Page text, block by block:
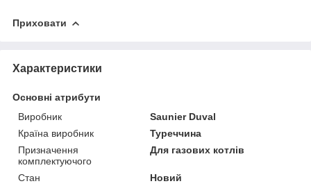
Приховати
Характеристики
Основні атрибути
Виробник
Saunier Duval
Країна виробник
Туреччина
Призначення
комплектуючого
Для газових котлів
Стан
Новий